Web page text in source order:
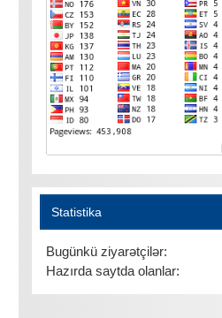
Statistika
Bugünkü ziyarətçilər:
Hazırda saytda olanlar: